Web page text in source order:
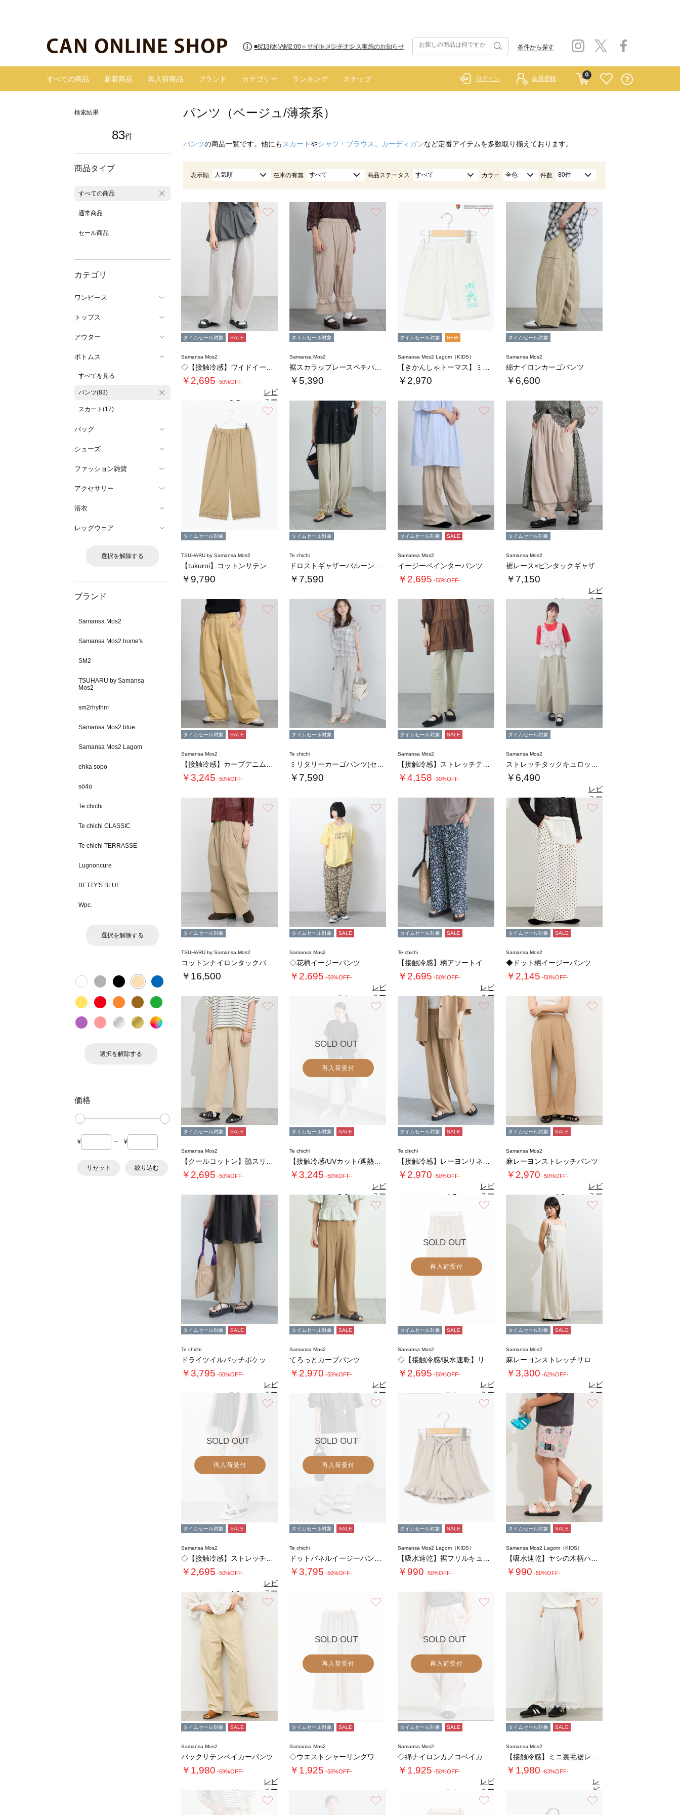
■【お知らせ】ヤマト運輸の配送遅延・停止について 条件から探す
すべての商品 新着商品 再入荷商品 ブランド カテゴリー ランキング スナップ
0
ログイン 会員登録
検索結果
83件
商品タイプ
すべての商品
通常商品
セール商品
カテゴリ
ワンピース
トップス
アウター
ボトムス
すべてを見る
パンツ(83)
スカート(17)
バッグ
シューズ
ファッション雑貨
アクセサリー
浴衣
レッグウェア
選択を解除する
ブランド
Samansa Mos2
Samansa Mos2 home's
SM2
TSUHARU by Samansa
Mos2
sm2rhythm
Samansa Mos2 blue
Samansa Mos2 Lagom
ehka sopo
sō4ū
Te chichi
Te chichi CLASSIC
Te chichi TERRASSE
Lugnoncure
BETTY'S BLUE
Wpc.
選択を解除する
選択を解除する
価格
¥ ~ ¥
リセット 絞り込む
パンツ（ベージュ/薄茶系）
パンツの商品一覧です。他にも スカートやシャツ・ブラウス カーディガンなど定番アイテムを多数取り揃えております。
表示順 人気順 在庫の有無 すべて 商品ステータス すべて カラー 全色 件数 80件
タイムセール対象 SALE
Samansa Mos2
￥2,695 -50%OFF-
3.5
レビ
ュー
を見
る
タイムセール対象
Samansa Mos2
￥5,390
お気に入り
タイムセール対象 NEW
Samansa Mos2 Lagom（KIDS）
￥2,970
タイムセール対象
Samansa Mos2
綿ナイロンカーゴパンツ
￥6,600
タイムセール対象
TSUHARU by Samansa Mos2
￥9,790
タイムセール対象
Te chichi
￥7,590
タイムセール対象 SALE
Samansa Mos2
イージーペインターパンツ
￥2,695 -50%OFF-
タイムセール対象
Samansa Mos2
￥7,150
5.0（1）
レビ
ュー
を見
る
タイムセール対象 SALE
Samansa Mos2
￥3,245 -50%OFF-
タイムセール対象
Te chichi
￥7,590
タイムセール対象 SALE
Samansa Mos2
￥4,158 -30%OFF-
タイムセール対象
Samansa Mos2
￥6,490
4.7（3）
レビ
ュー
を見
る
タイムセール対象
TSUHARU by Samansa Mos2
￥16,500
タイムセール対象 SALE
Samansa Mos2
◇花柄イージーパンツ
￥2,695 -50%OFF-
5.0
レビ
ュー
を見
る
お気に入り
タイムセール対象 SALE
Te chichi
￥2,695 -50%OFF-
5.0（2）
レビ
ュー
を見
る
タイムセール対象 SALE
Samansa Mos2
◆ドット柄イージーパンツ
￥2,145 -50%OFF-
タイムセール対象 SALE
Samansa Mos2
￥2,695 -50%OFF-
SOLD OUT
再入荷受付
タイムセール対象 SALE
Te chichi
￥3,245 -50%OFF-
3.0（1）
レビ
ュー
を見
る
タイムセール対象 SALE
Te chichi
￥2,970 -50%OFF-
4.5
レビ
ュー
を見
る
タイムセール対象 SALE
Samansa Mos2
麻レーヨンストレッチパンツ
￥2,970 -50%OFF-
4.8
レビ
ュー
を見
る
タイムセール対象 SALE
Te chichi
￥3,795 -50%OFF-
5.0 （1）
レビ
ュー
を見
る
タイムセール対象 SALE
Samansa Mos2
てろっとカーブパンツ
￥2,970 -50%OFF-
4.1（9）
レビ
ュー
を見
る
SOLD OUT
再入荷受付
タイムセール対象 SALE
Samansa Mos2
￥2,695 -50%OFF-
5.0
レビ
ュー
を見
る
タイムセール対象 SALE
Samansa Mos2
￥3,300 -62%OFF-
5.0（1）
レビ
ュー
を見
る
SOLD OUT
再入荷受付
タイムセール対象 SALE
Samansa Mos2
￥2,695 -50%OFF-
4.0（1）
レビ
ュー
を見
る
SOLD OUT
再入荷受付
タイムセール対象 SALE
Te chichi
￥3,795 -50%OFF-
タイムセール対象 SALE
Samansa Mos2 Lagom（KIDS）
￥990 -50%OFF-
タイムセール対象 SALE
Samansa Mos2 Lagom（KIDS）
￥990 -50%OFF-
タイムセール対象 SALE
Samansa Mos2
バックサテンベイカーパンツ
￥1,980 -69%OFF-
4.0（4）
レビ
ュー
を見
る
SOLD OUT
再入荷受付
タイムセール対象 SALE
Samansa Mos2
￥1,925 -50%OFF-
SOLD OUT
再入荷受付
タイムセール対象 SALE
Samansa Mos2
￥1,925 -50%OFF-
5.0
レビ
ュー
を見
る
タイムセール対象 SALE
Samansa Mos2
￥1,980 -63%OFF-
レ
ビ
ュ
ー